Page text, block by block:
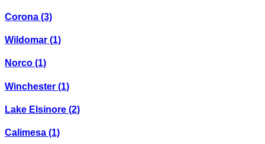
Corona (3)
Wildomar (1)
Norco (1)
Winchester (1)
Lake Elsinore (2)
Calimesa (1)